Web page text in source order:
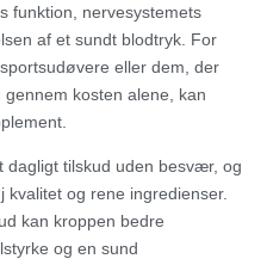
funktion, nervesystemets
af et sundt blodtryk. For
eller dem, der
kosten alene, kan
dagligt tilskud uden besvær, og
og rene ingredienser.
kan kroppen bedre
og en sund